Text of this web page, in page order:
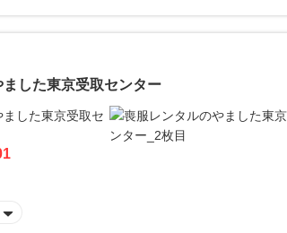
した東京受取センター